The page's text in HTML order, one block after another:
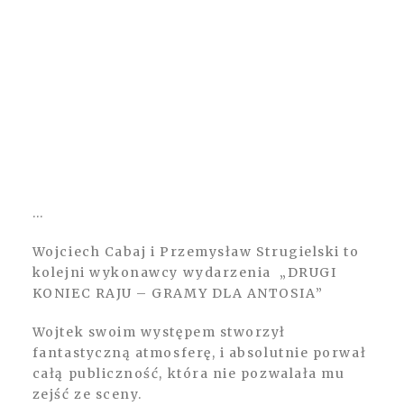
…
Wojciech Cabaj i Przemysław Strugielski to
kolejni wykonawcy wydarzenia „DRUGI
KONIEC RAJU – GRAMY DLA ANTOSIA”
Wojtek swoim występem stworzył
fantastyczną atmosferę, i absolutnie porwał
całą publiczność, która nie pozwalała mu
zejść ze sceny.